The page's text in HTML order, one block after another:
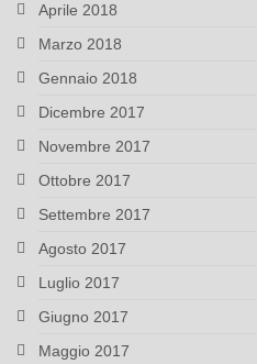
Aprile 2018
Marzo 2018
Gennaio 2018
Dicembre 2017
Novembre 2017
Ottobre 2017
Settembre 2017
Agosto 2017
Luglio 2017
Giugno 2017
Maggio 2017